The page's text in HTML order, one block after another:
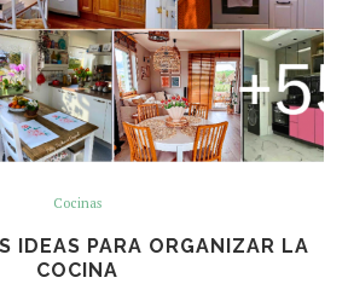
Cocinas
IDEAS PARA ORGANIZAR LA
COCINA